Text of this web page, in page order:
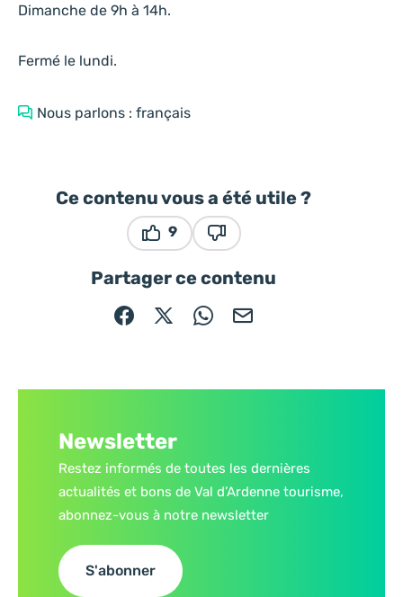
Dimanche de 9h à 14h.
Fermé le lundi.
Nous parlons : français
Ce contenu vous a été utile ?
9
Partager ce contenu
Partager sur Facebook (nouvelle fenêtre)
Partager sur X / Twitter (nouvelle
Partager sur WhatsApp
Partager par mail
Newsletter
Restez informés de toutes les dernières
actualités et bons de Val d’Ardenne tourisme,
abonnez-vous à notre newsletter
S'abonner